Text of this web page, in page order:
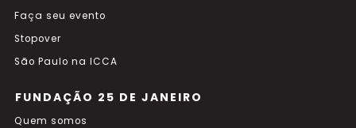
Faça seu evento
Stopover
São Paulo na ICCA
FUNDAÇÃO 25 DE JANEIRO
Quem somos